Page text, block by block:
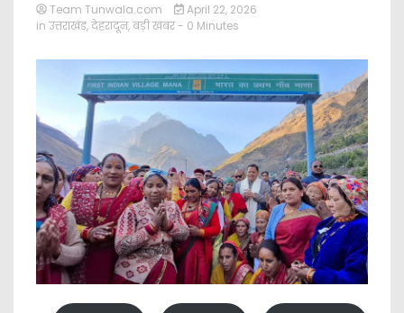
Team Tunwala.com
April 22, 2026
in उत्तराखंड,देहरादून,बड़ी खबर - 0 Minutes